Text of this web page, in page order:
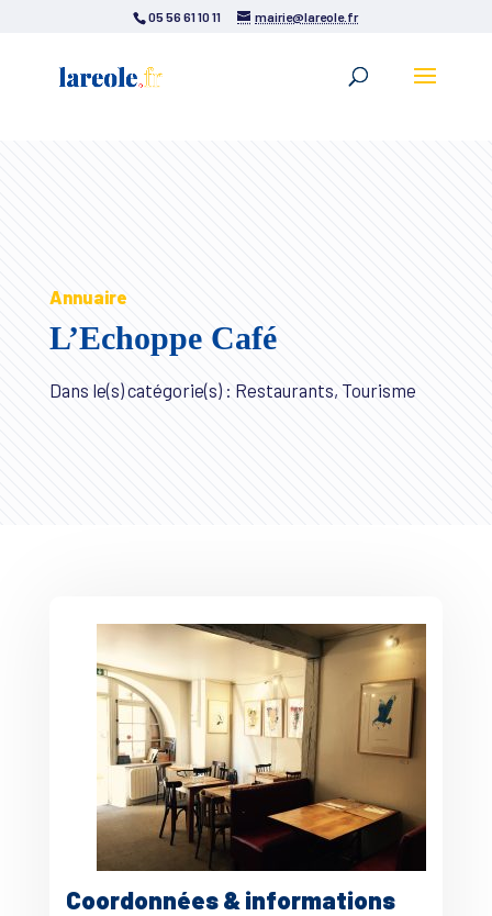
05 56 61 10 11 mairie@lareole.fr
Annuaire
L’Echoppe Café
Dans le(s) catégorie(s) : Restaurants, Tourisme
Coordonnées & informations